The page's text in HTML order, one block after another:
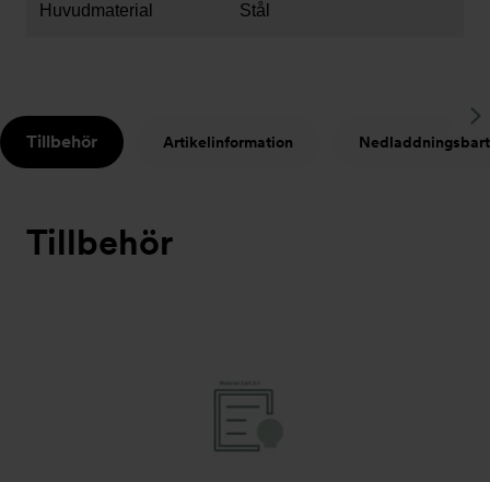
Huvudmaterial Stål
Tillbehör Artikelinformation Nedladdningsbart
Tillbehör